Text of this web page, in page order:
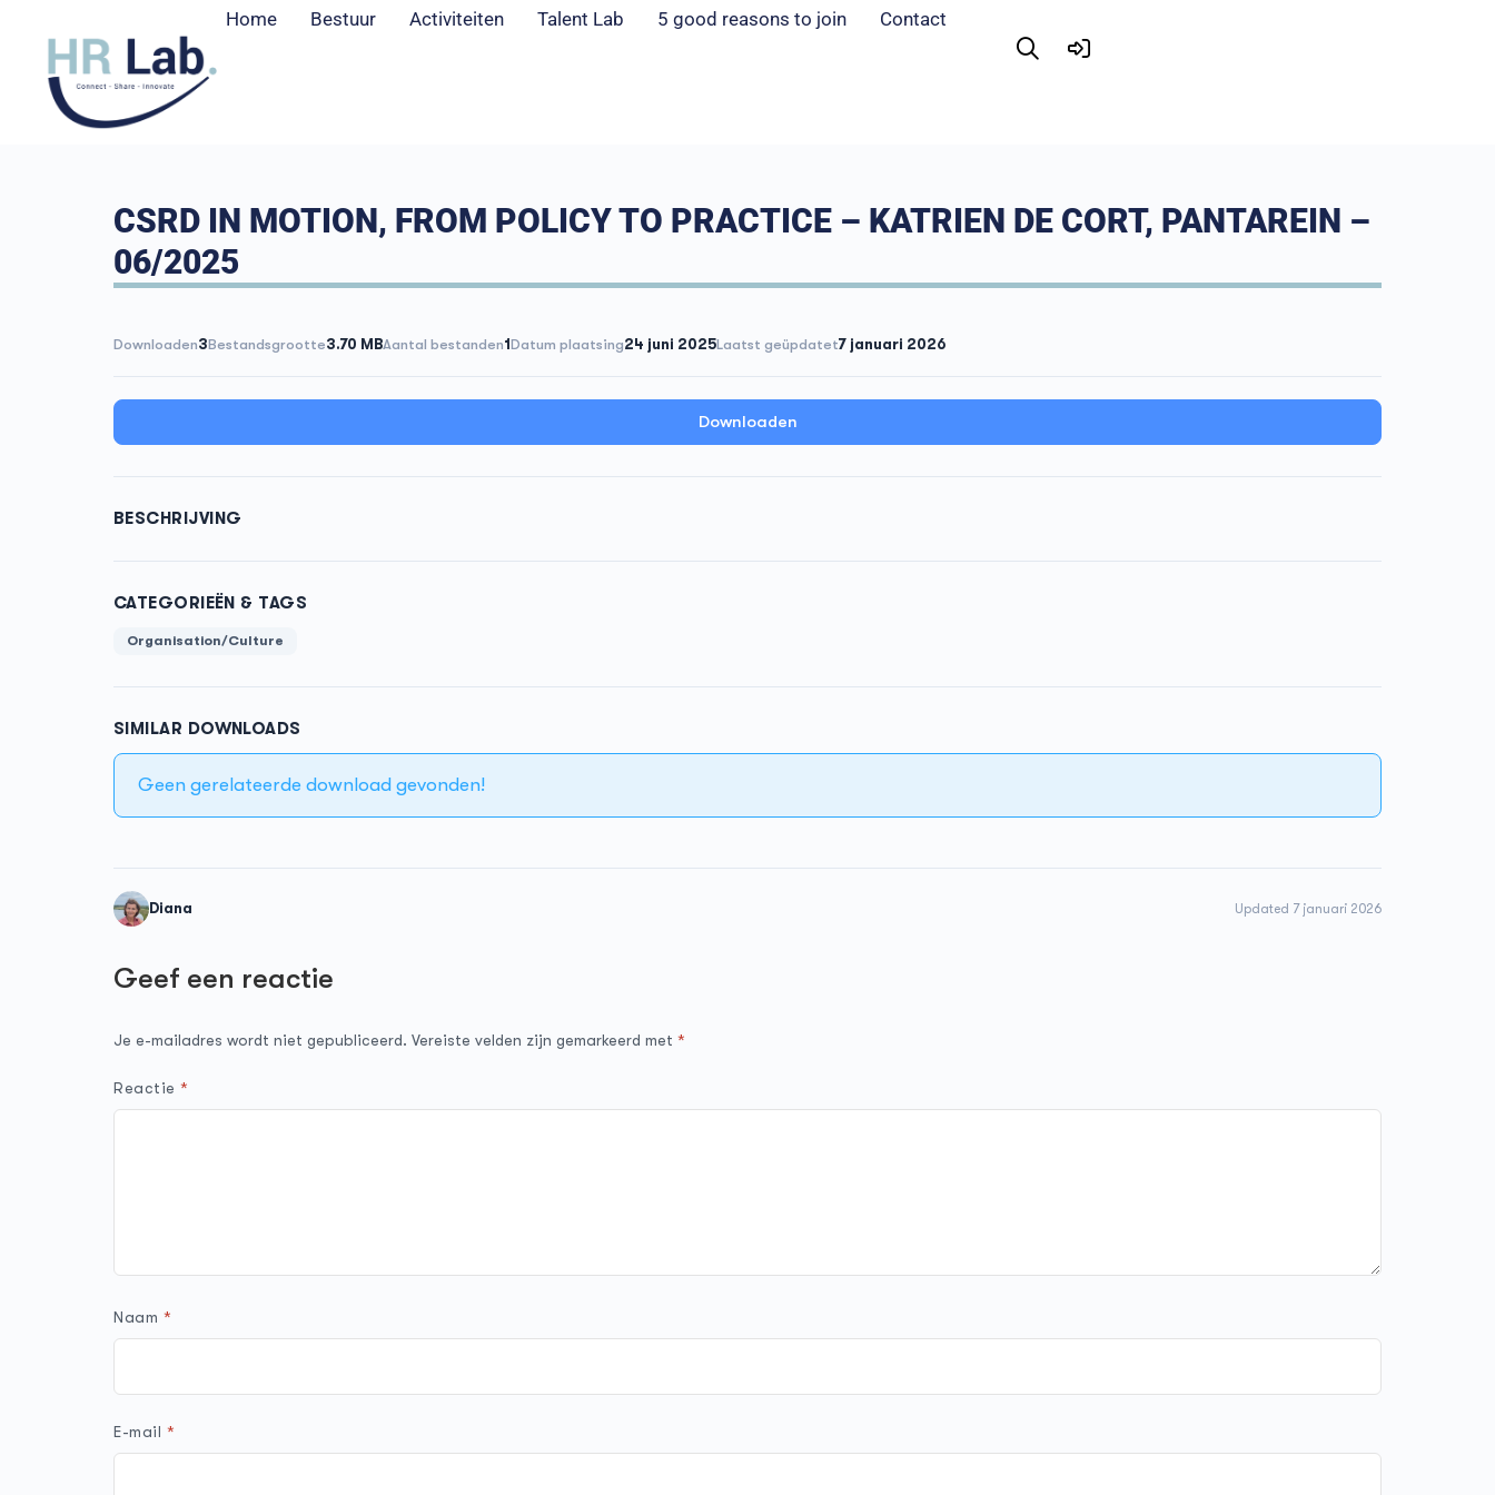
Home Bestuur Activiteiten Talent Lab 5 good reasons to join Contact
CSRD IN MOTION, FROM POLICY TO PRACTICE – KATRIEN DE CORT, PANTAREIN –
06/2025
Downloaden3Bestandsgrootte3.70 MBAantal bestanden1Datum plaatsing24 juni 2025Laatst geüpdatet7 januari 2026
Downloaden
BESCHRIJVING
CATEGORIEËN & TAGS
Organisation/Culture
SIMILAR DOWNLOADS
Geen gerelateerde download gevonden!
Diana Updated 7 januari 2026
Geef een reactie
Je e-mailadres wordt niet gepubliceerd. Vereiste velden zijn gemarkeerd met *
Reactie*
Naam *
E-mail *